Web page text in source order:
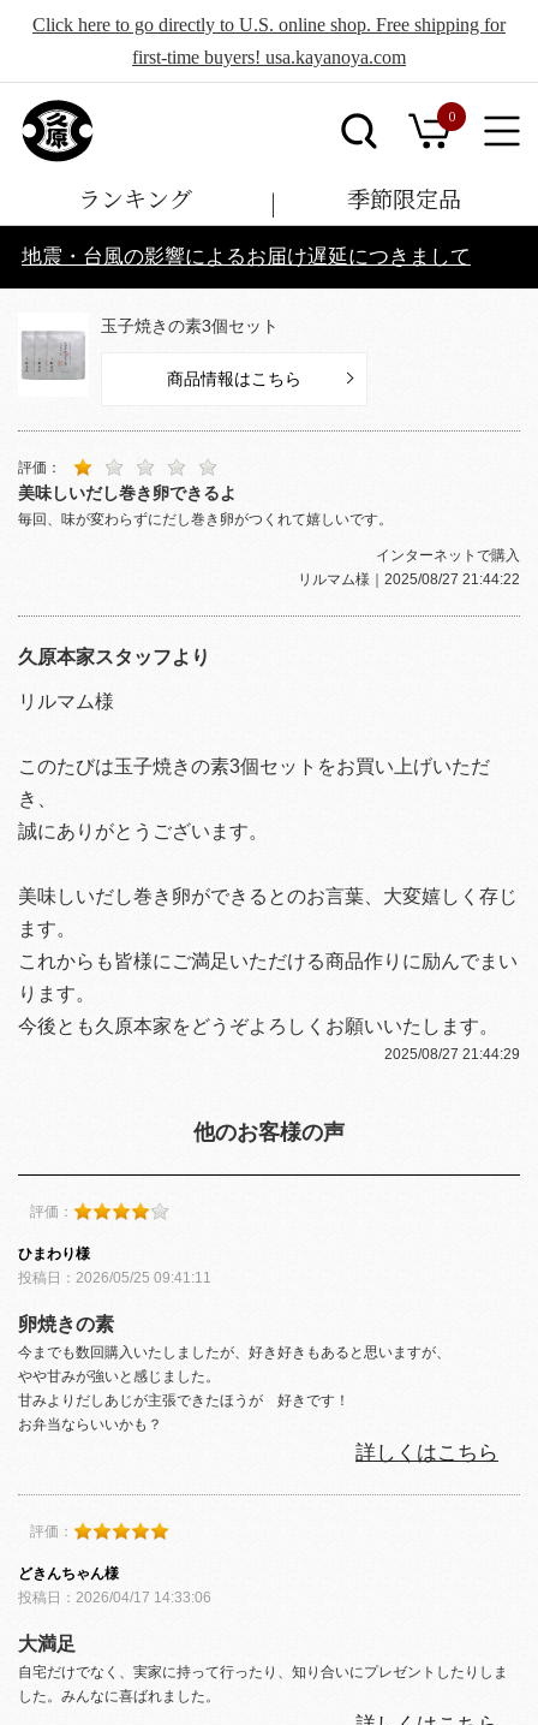
Click here to go directly to U.S. online shop. Free shipping for
first-time buyers! usa.kayanoya.com
0
ランキング 季節限定品
地震・台風の影響によるお届け遅延につきまして
玉子焼きの素3個セット
商品情報はこちら
評価：
美味しいだし巻き卵できるよ
毎回、味が変わらずにだし巻き卵がつくれて嬉しいです。
インターネットで購入
リルマム様 ｜2025/08/27 21:44:22
久原本家スタッフより
リルマム様
このたびは玉子焼きの素3個セットをお買い上げいただ
き、
誠にありがとうございます。
美味しいだし巻き卵ができるとのお言葉、大変嬉しく存じ
ます。
これからも皆様にご満足いただける商品作りに励んでまい
ります。
今後とも久原本家をどうぞよろしくお願いいたします。
2025/08/27 21:44:29
他のお客様の声
評価：
ひまわり様
投稿日：2026/05/25 09:41:11
卵焼きの素
今までも数回購入いたしましたが、好き好きもあると思いますが、
やや甘みが強いと感じました。
甘みよりだしあじが主張できたほうが 好きです！
お弁当ならいいかも？
詳しくはこちら
評価：
どきんちゃん様
投稿日：2026/04/17 14:33:06
大満足
自宅だけでなく、実家に持って行ったり、知り合いにプレゼントしたりしま
した。みんなに喜ばれました。